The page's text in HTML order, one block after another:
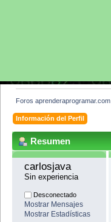
Foros aprenderaprogramar.com
Información del Perfil
Resumen
carlosjava
Sin experiencia
Desconectado
Mostrar Mensajes
Mostrar Estadísticas